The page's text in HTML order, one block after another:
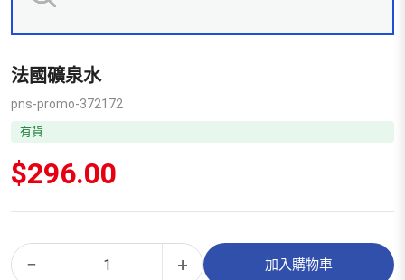
法國礦泉水
pns-promo-372172
有貨
$296.00
−
法
+ 加入購物車
Alternative: